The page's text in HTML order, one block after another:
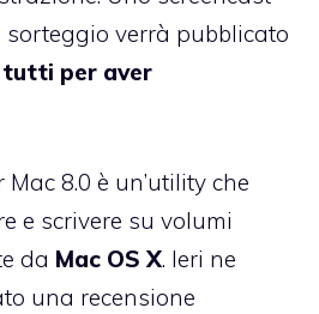
verrà pubblicato
tutti per aver
8.0 è un’utility che
e scrivere su volumi
da Mac OS X. Ieri ne
una recensione